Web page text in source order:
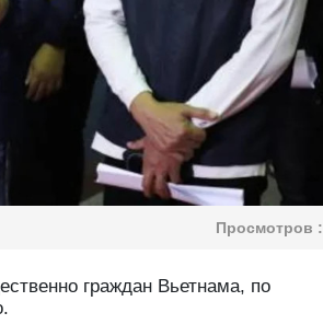
Просмотров :
граждан Вьетнама, по